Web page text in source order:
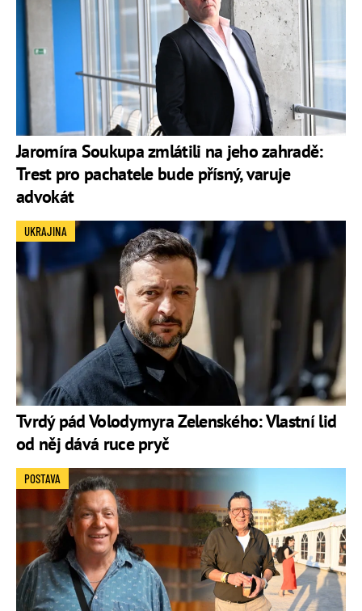
Jaromíra Soukupa zmlátili na jeho zahradě:
Trest pro pachatele bude přísný, varuje
advokát
Tvrdý pád Volodymyra Zelenského: Vlastní lid
od něj dává ruce pryč
UKRAJINA
POSTAVA